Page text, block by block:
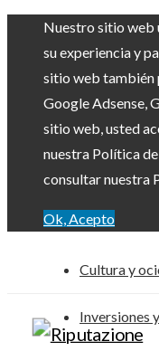
Nuestro sitio web
su experiencia y
sitio web también
Google Adsense,
sitio web, usted
nuestra Política
consultar nuestra
Ok, Acepto
Cultura y
Inversiones